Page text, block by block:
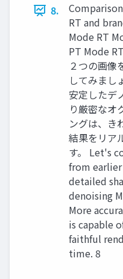
8.
RT and
Mode RT
PT Mode
２つの画像
してみまし
安定したデ
り厳密なオ
ングは、き
結果をリア
す。 Let's
from
detailed
denoising
More
is capable
faithful
time. 8